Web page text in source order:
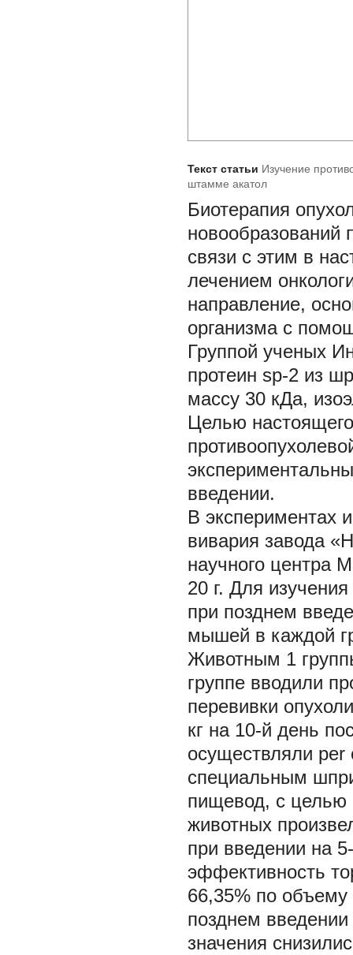
Текст статьи Изучение
штамме акатол
Биотерапия
новообразований
связи с этим в
лечением
направление,
организма с
Группой ученых
протеин sp-2 из
массу 30 кДа,
Целью
введении.
В экспериментах
вивария завода
научного центра
20 г. Для
при позднем
мышей в каждой
Животным 1
группе вводили
перевивки
кг на 10-й день
осуществляли per
специальным
пищевод, с целью
животных
при введении на
эффективность
66,35% по объему
позднем
значения